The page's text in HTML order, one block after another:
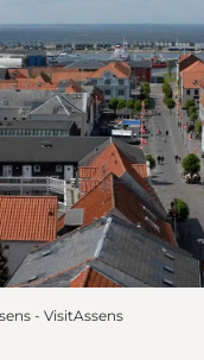
- VisitAssens